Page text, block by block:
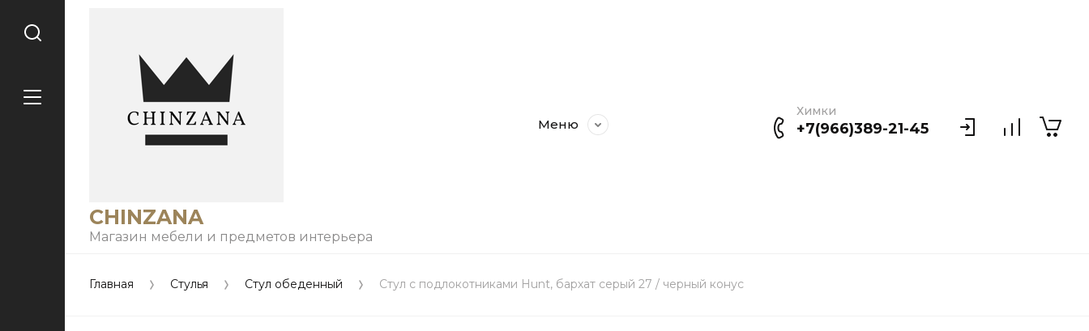
CHINZANA
Магазин мебели и предметов интерьера
Меню
Химки
+7(966)389-21-45
Главная Стулья Стул обеденный Стул с подлокотниками Hunt, бархат серый 27 / черный конус